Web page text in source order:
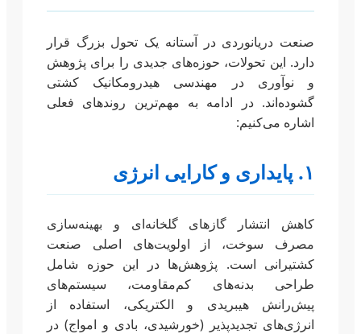
صنعت دریانوردی در آستانه یک تحول بزرگ قرار
دارد. این تحولات، حوزه‌های جدیدی را برای پژوهش
و نوآوری در مهندسی هیدرومکانیک کشتی
گشوده‌اند. در ادامه به مهم‌ترین روندهای فعلی
اشاره می‌کنیم:
۱. پایداری و کارایی انرژی
کاهش انتشار گازهای گلخانه‌ای و بهینه‌سازی
مصرف سوخت، از اولویت‌های اصلی صنعت
کشتیرانی است. پژوهش‌ها در این حوزه شامل
طراحی بدنه‌های کم‌مقاومت، سیستم‌های
پیش‌رانش هیبریدی و الکتریکی، استفاده از
انرژی‌های تجدیدپذیر (خورشیدی، بادی و امواج) در